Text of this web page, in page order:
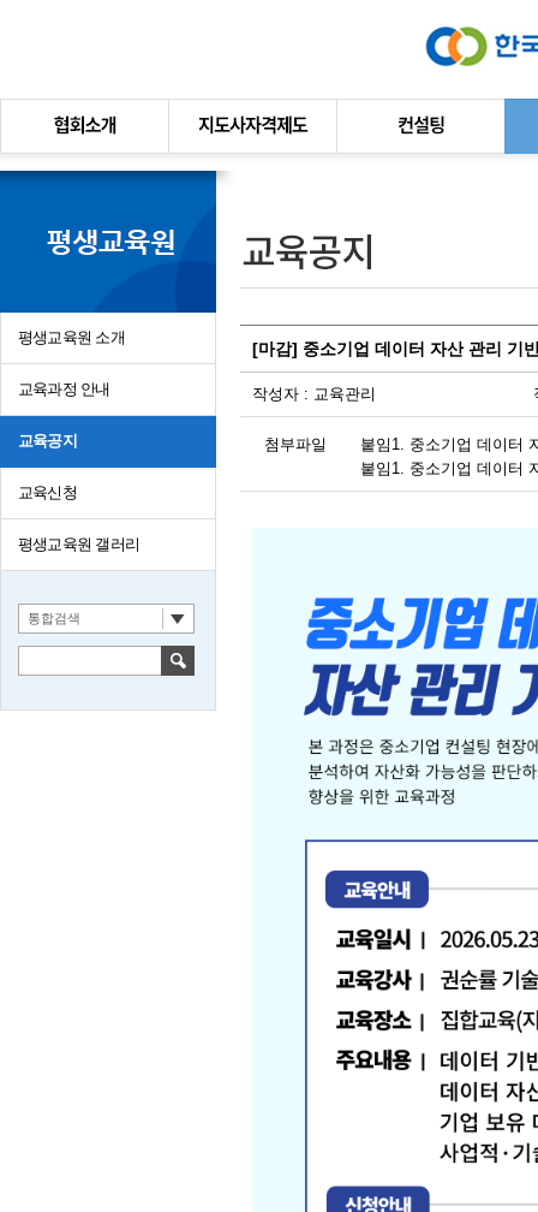
평생교육원 소개
교육과정 안내
교육공지
교육신청
평생교육원 갤러리
통합검색
[마감] 중소기업 데이터 자산 관리 기
작성자 : 교육관리
첨부파일
붙임1. 중소기업 데이터
붙임1. 중소기업 데이터